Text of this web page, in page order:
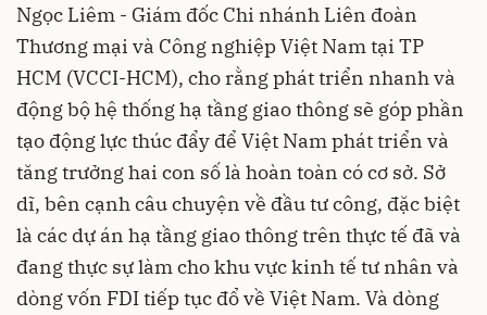
Ngọc Liêm - Giám đốc Chi nhánh Liên đoàn
Thương mại và Công nghiệp Việt Nam tại TP
HCM (VCCI-HCM), cho rằng phát triển nhanh và
động bộ hệ thống hạ tầng giao thông sẽ góp phần
tạo động lực thúc đẩy để Việt Nam phát triển và
tăng trưởng hai con số là hoàn toàn có cơ sở. Sở
dĩ, bên cạnh câu chuyện về đầu tư công, đặc biệt
là các dự án hạ tầng giao thông trên thực tế đã và
đang thực sự làm cho khu vực kinh tế tư nhân và
dòng vốn FDI tiếp tục đổ về Việt Nam. Và dòng